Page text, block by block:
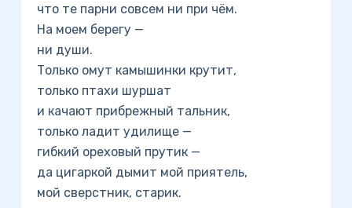
что те парни совсем ни при чём.
На моем берегу —
ни души.
Только омут камышинки крутит,
только птахи шуршат
и качают прибрежный тальник,
только ладит удилище —
гибкий ореховый прутик —
да цигаркой дымит мой приятель,
мой сверстник, старик.